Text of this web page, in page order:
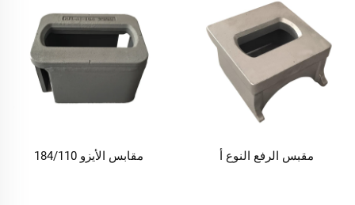
مقبس الرفع النوع أ مقابس الأيزو 184/110